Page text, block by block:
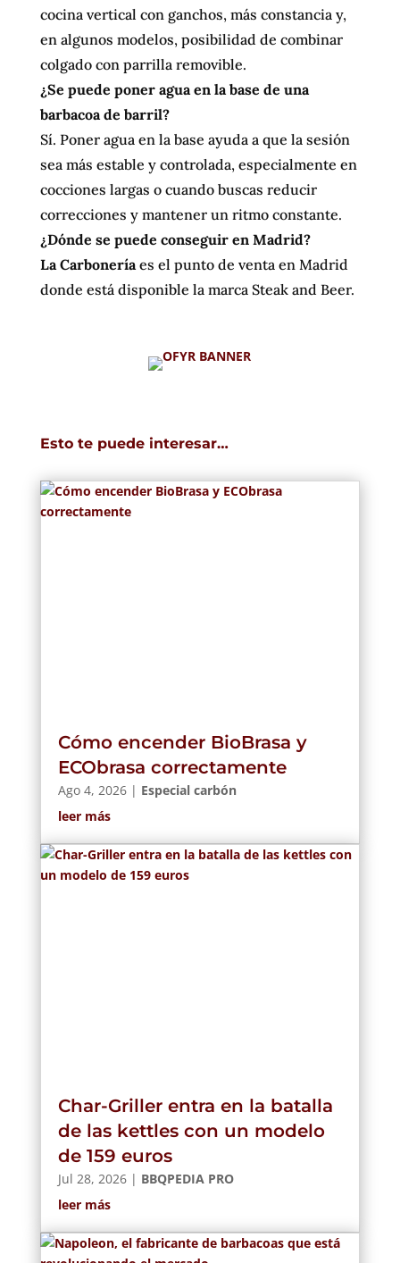
cocina vertical con ganchos, más constancia y,
en algunos modelos, posibilidad de combinar
colgado con parrilla removible.
¿Se puede poner agua en la base de una
barbacoa de barril?
Sí. Poner agua en la base ayuda a que la sesión
sea más estable y controlada, especialmente en
cocciones largas o cuando buscas reducir
correcciones y mantener un ritmo constante.
¿Dónde se puede conseguir en Madrid?
La Carboneríaes el punto de venta en Madrid
donde está disponible la marca Steak and Beer.
Esto te puede interesar…
Cómo encender BioBrasa y
ECObrasa correctamente
Ago 4, 2026| Especial carbón
leer más
Char-Griller entra en la batalla
de las kettles con un modelo
de 159 euros
Jul 28, 2026| BBQPEDIA PRO
leer más